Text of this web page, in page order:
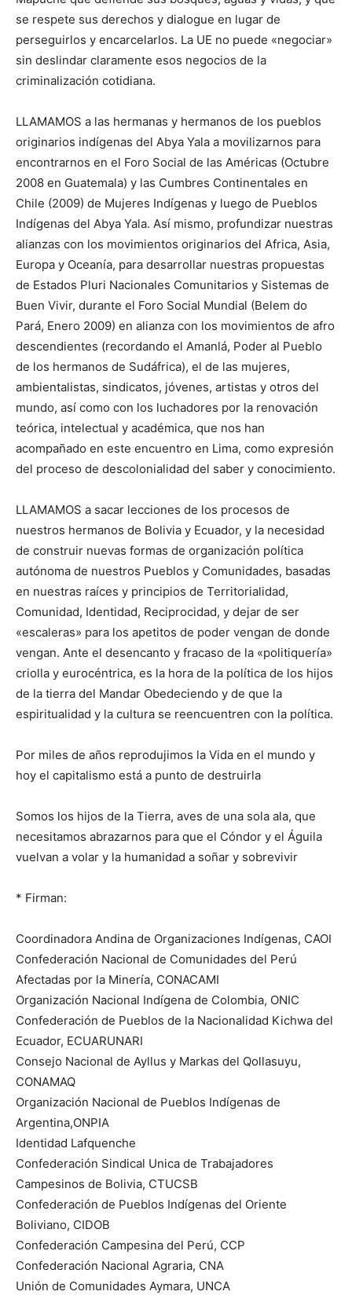
se respete sus derechos y dialogue en lugar de
perseguirlos y encarcelarlos. La UE no puede «negociar»
sin deslindar claramente esos negocios de la
criminalización cotidiana.
LLAMAMOS a las hermanas y hermanos de los pueblos
originarios indígenas del Abya Yala a movilizarnos para
encontrarnos en el Foro Social de las Américas (Octubre
2008 en Guatemala) y las Cumbres Continentales en
Chile (2009) de Mujeres Indígenas y luego de Pueblos
Indígenas del Abya Yala. Así mismo, profundizar nuestras
alianzas con los movimientos originarios del Africa, Asia,
Europa y Oceanía, para desarrollar nuestras propuestas
de Estados Pluri Nacionales Comunitarios y Sistemas de
Buen Vivir, durante el Foro Social Mundial (Belem do
Pará, Enero 2009) en alianza con los movimientos de afro
descendientes (recordando el Amanlá, Poder al Pueblo
de los hermanos de Sudáfrica), el de las mujeres,
ambientalistas, sindicatos, jóvenes, artistas y otros del
mundo, así como con los luchadores por la renovación
teórica, intelectual y académica, que nos han
acompañado en este encuentro en Lima, como expresión
del proceso de descolonialidad del saber y conocimiento.
LLAMAMOS a sacar lecciones de los procesos de
nuestros hermanos de Bolivia y Ecuador, y la necesidad
de construir nuevas formas de organización política
autónoma de nuestros Pueblos y Comunidades, basadas
en nuestras raíces y principios de Territorialidad,
Comunidad, Identidad, Reciprocidad, y dejar de ser
«escaleras» para los apetitos de poder vengan de donde
vengan. Ante el desencanto y fracaso de la «politiquería»
criolla y eurocéntrica, es la hora de la política de los hijos
de la tierra del Mandar Obedeciendo y de que la
espiritualidad y la cultura se reencuentren con la política.
Por miles de años reprodujimos la Vida en el mundo y
hoy el capitalismo está a punto de destruirla
Somos los hijos de la Tierra, aves de una sola ala, que
necesitamos abrazarnos para que el Cóndor y el Águila
vuelvan a volar y la humanidad a soñar y sobrevivir
* Firman:
Coordinadora Andina de Organizaciones Indígenas, CAOI
Confederación Nacional de Comunidades del Perú
Afectadas por la Minería, CONACAMI
Organización Nacional Indígena de Colombia, ONIC
Confederación de Pueblos de la Nacionalidad Kichwa del
Ecuador, ECUARUNARI
Consejo Nacional de Ayllus y Markas del Qollasuyu,
CONAMAQ
Organización Nacional de Pueblos Indígenas de
Argentina,ONPIA
Identidad Lafquenche
Confederación Sindical Unica de Trabajadores
Campesinos de Bolivia, CTUCSB
Confederación de Pueblos Indígenas del Oriente
Boliviano, CIDOB
Confederación Campesina del Perú, CCP
Confederación Nacional Agraria, CNA
Unión de Comunidades Aymara, UNCA